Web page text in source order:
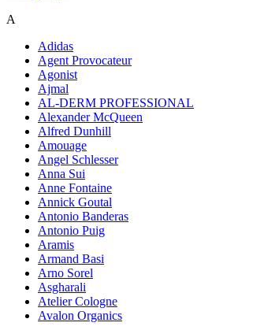
A
Adidas
Agent Provocateur
Agonist
Ajmal
AL-DERM PROFESSIONAL
Alexander McQueen
Alfred Dunhill
Amouage
Angel Schlesser
Anna Sui
Anne Fontaine
Annick Goutal
Antonio Banderas
Antonio Puig
Aramis
Armand Basi
Arno Sorel
Asgharali
Atelier Cologne
Avalon Organics